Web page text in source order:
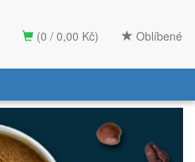
(0 / 0,00 Kč) Oblíbené